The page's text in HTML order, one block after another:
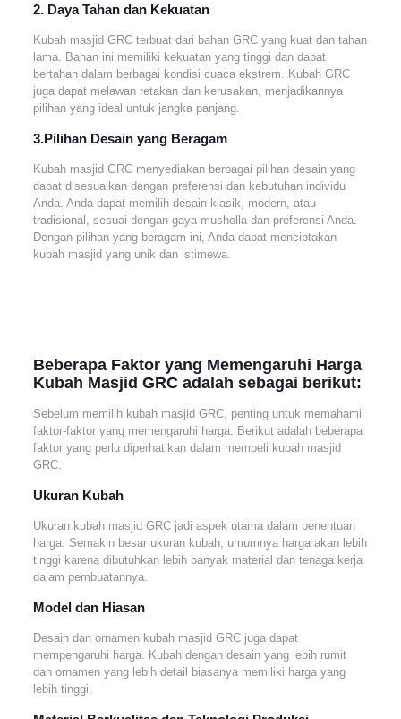
2. Daya Tahan dan Kekuatan
Kubah masjid GRC terbuat dari bahan GRC yang kuat dan tahan
lama. Bahan ini memiliki kekuatan yang tinggi dan dapat
bertahan dalam berbagai kondisi cuaca ekstrem. Kubah GRC
juga dapat melawan retakan dan kerusakan, menjadikannya
pilihan yang ideal untuk jangka panjang.
3.Pilihan Desain yang Beragam
Kubah masjid GRC menyediakan berbagai pilihan desain yang
dapat disesuaikan dengan preferensi dan kebutuhan individu
Anda. Anda dapat memilih desain klasik, modern, atau
tradisional, sesuai dengan gaya musholla dan preferensi Anda.
Dengan pilihan yang beragam ini, Anda dapat menciptakan
kubah masjid yang unik dan istimewa.
Beberapa Faktor yang Memengaruhi Harga
Kubah Masjid GRC adalah sebagai berikut:
Sebelum memilih kubah masjid GRC, penting untuk memahami
faktor-faktor yang memengaruhi harga. Berikut adalah beberapa
faktor yang perlu diperhatikan dalam membeli kubah masjid
GRC:
Ukuran Kubah
Ukuran kubah masjid GRC jadi aspek utama dalam penentuan
harga. Semakin besar ukuran kubah, umumnya harga akan lebih
tinggi karena dibutuhkan lebih banyak material dan tenaga kerja
dalam pembuatannya.
Model dan Hiasan
Desain dan ornamen kubah masjid GRC juga dapat
mempengaruhi harga. Kubah dengan desain yang lebih rumit
dan ornamen yang lebih detail biasanya memiliki harga yang
lebih tinggi.